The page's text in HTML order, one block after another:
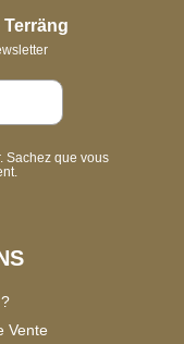
Sachez que vous
Vente